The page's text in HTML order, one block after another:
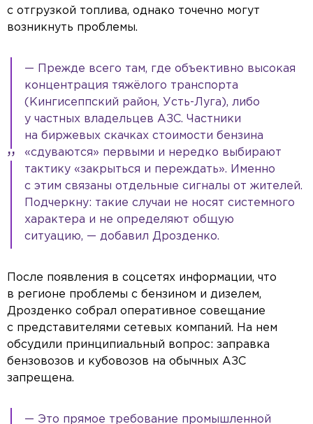
с отгрузкой топлива, однако точечно могут
возникнуть проблемы.
— Прежде всего там, где объективно высокая
концентрация тяжёлого транспорта
(Кингисеппский район, Усть-Луга), либо
у частных владельцев АЗС. Частники
на биржевых скачках стоимости бензина
«сдуваются» первыми и нередко выбирают
тактику «закрыться и переждать». Именно
с этим связаны отдельные сигналы от жителей.
Подчеркну: такие случаи не носят системного
характера и не определяют общую
ситуацию, — добавил Дрозденко.
После появления в соцсетях информации, что
в регионе проблемы с бензином и дизелем,
Дрозденко собрал оперативное совещание
с представителями сетевых компаний. На нем
обсудили принципиальный вопрос: заправка
бензовозов и кубовозов на обычных АЗС
запрещена.
— Это прямое требование промышленной